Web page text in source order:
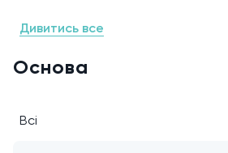
Дивитись все
Основа
Всі